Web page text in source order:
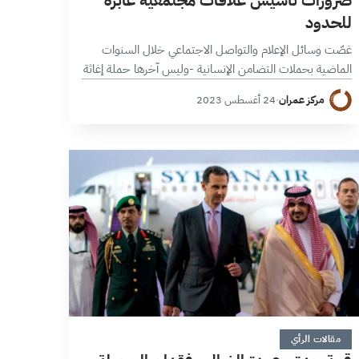
للحدود
غصّت وسائل الإعلام والتواصل الاجتماعي خلال السنوات
الماضية بحملات التضامن الإنسانية -وليس آخرها حملة إغاثة
مرضى السرطان في الشمال السوري- التي يطلقها نشطاء
وإعلاميون سوريون بهدف إنهاء معاناة إنسانية أو…
مركز عمران·24 أغسطس 2023
5 دقائق
مقالات الرأي